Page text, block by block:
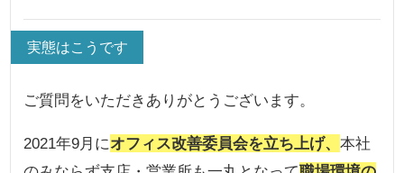
実態はこうです
ご質問をいただきありがとうございます。
2021年9月にオフィス改善委員会を立ち上げ、本社